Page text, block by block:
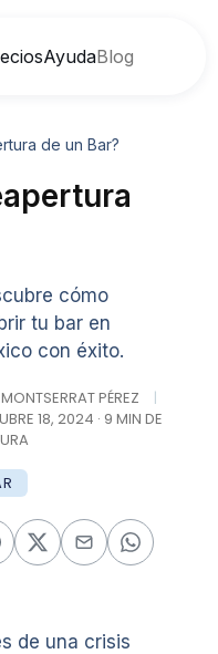
AyudaBlog
de un Bar?
cómo
tu bar en
con éxito.
PÉREZ
|
18, 2024 · 9 MIN DE
de una crisis